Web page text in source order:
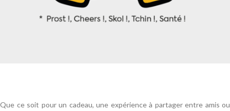
Que ce soit pour un cadeau, une expérience à partager entre amis ou